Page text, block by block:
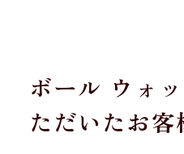
ボール ウォ
ただいたお客